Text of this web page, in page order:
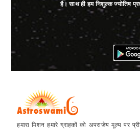
है। साथ ही हम निशुल्क ज्योतिष
हमारा मिशन हमारे ग्राहकों को अपराजेय मूल्य पर